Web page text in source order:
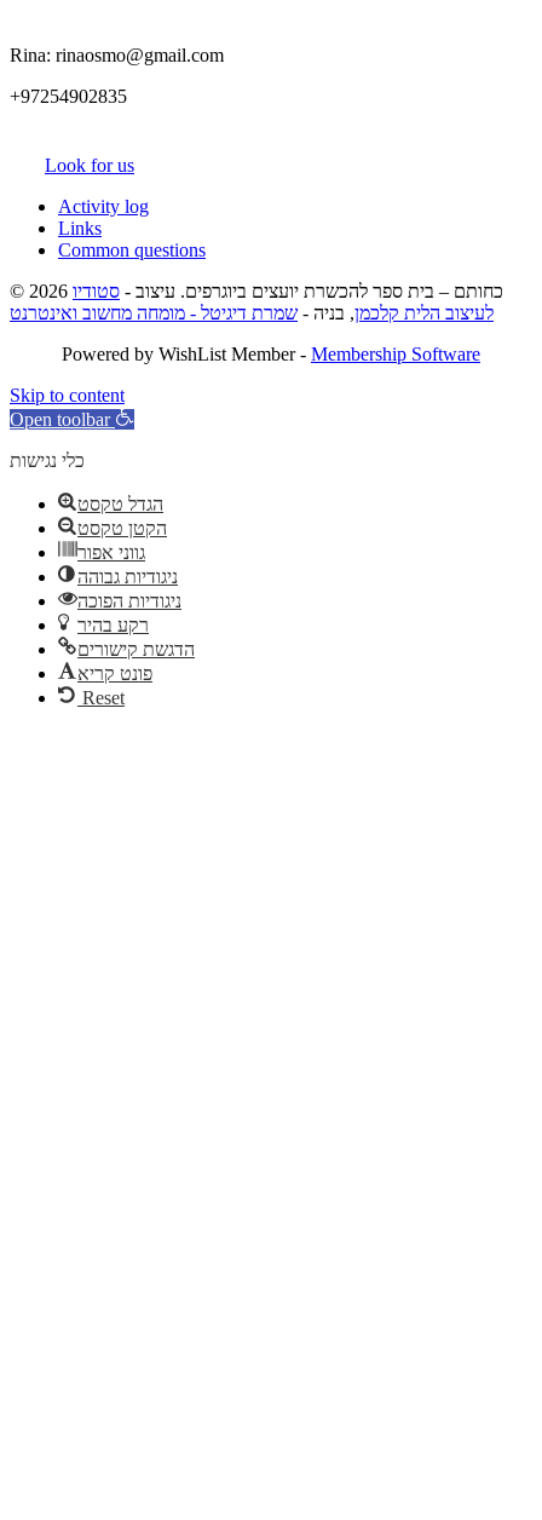
Rina: rinaosmo@gmail.com
+97254902835
Look for us
Activity log
Links
Common questions
© 2026 כחותם – בית ספר להכשרת יועצים ביוגרפים. עיצוב - סטודיו
לעיצוב הלית קלכמן, בניה - שמרת דיגיטל - מומחה מחשוב ואינטרנט
Powered by WishList Member - Membership Software
Skip to content
Open toolbar
כלי נגישות
הגדל טקסט
הקטן טקסט
גווני אפור
ניגודיות גבוהה
ניגודיות הפוכה
רקע בהיר
הדגשת קישורים
פונט קריא
Reset